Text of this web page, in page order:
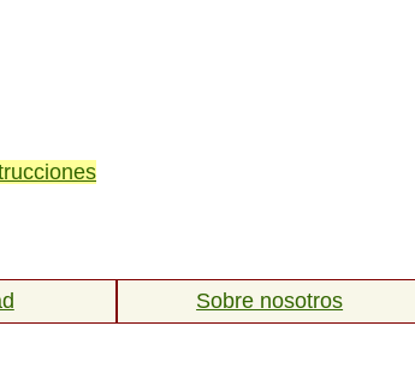
Sobre nosotros